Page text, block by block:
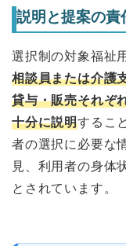
説明と提案の責
選択制の対象福祉
相談員または介護
貸与・販売それぞ
十分に説明するこ
者の選択に必要な
見、利用者の身体
とされています。